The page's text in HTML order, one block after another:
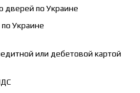
дверей по Украине
Украине
или дебетовой картой